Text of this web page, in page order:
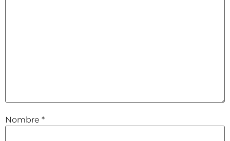
Nombre *